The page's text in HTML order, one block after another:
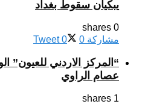
يبكيان سقوط بغداد
0 shares
مشاركة 0
Tweet 0
“المركز الاردني للعيون”
عصام الراوي
1 shares